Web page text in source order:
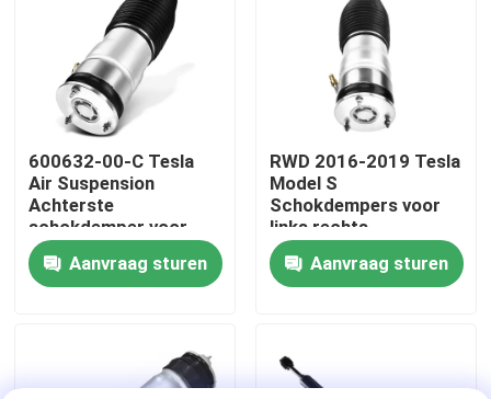
Fabriekstocht
Kwaliteitscontrole
Neem contact met ons op
Nieuws
Autoverhangingssysteem
600632-00-C Tesla
Air Suspension
Achterste
schokdemper voor
model S 2011-2016
Aanvraag sturen
RWD 2016-2019 Tesla
Model S
Schokdempers voor
links rechts
106736277b
Aanvraag sturen